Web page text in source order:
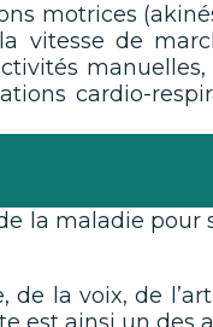
motrices
vitesse de
cardio-
maladie pour
de la voix, de